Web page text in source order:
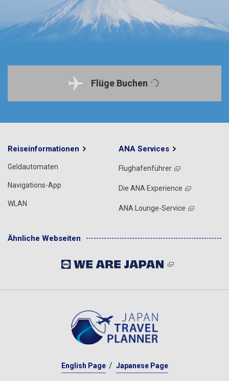
Flüge Buchen
Reiseinformationen
Geldautomaten
Navigations-App
WLAN
ANA Services
Flughafenführer
Die ANA Experience
ANA Lounge-Service
Ähnliche Webseiten
English Page Japanese Page